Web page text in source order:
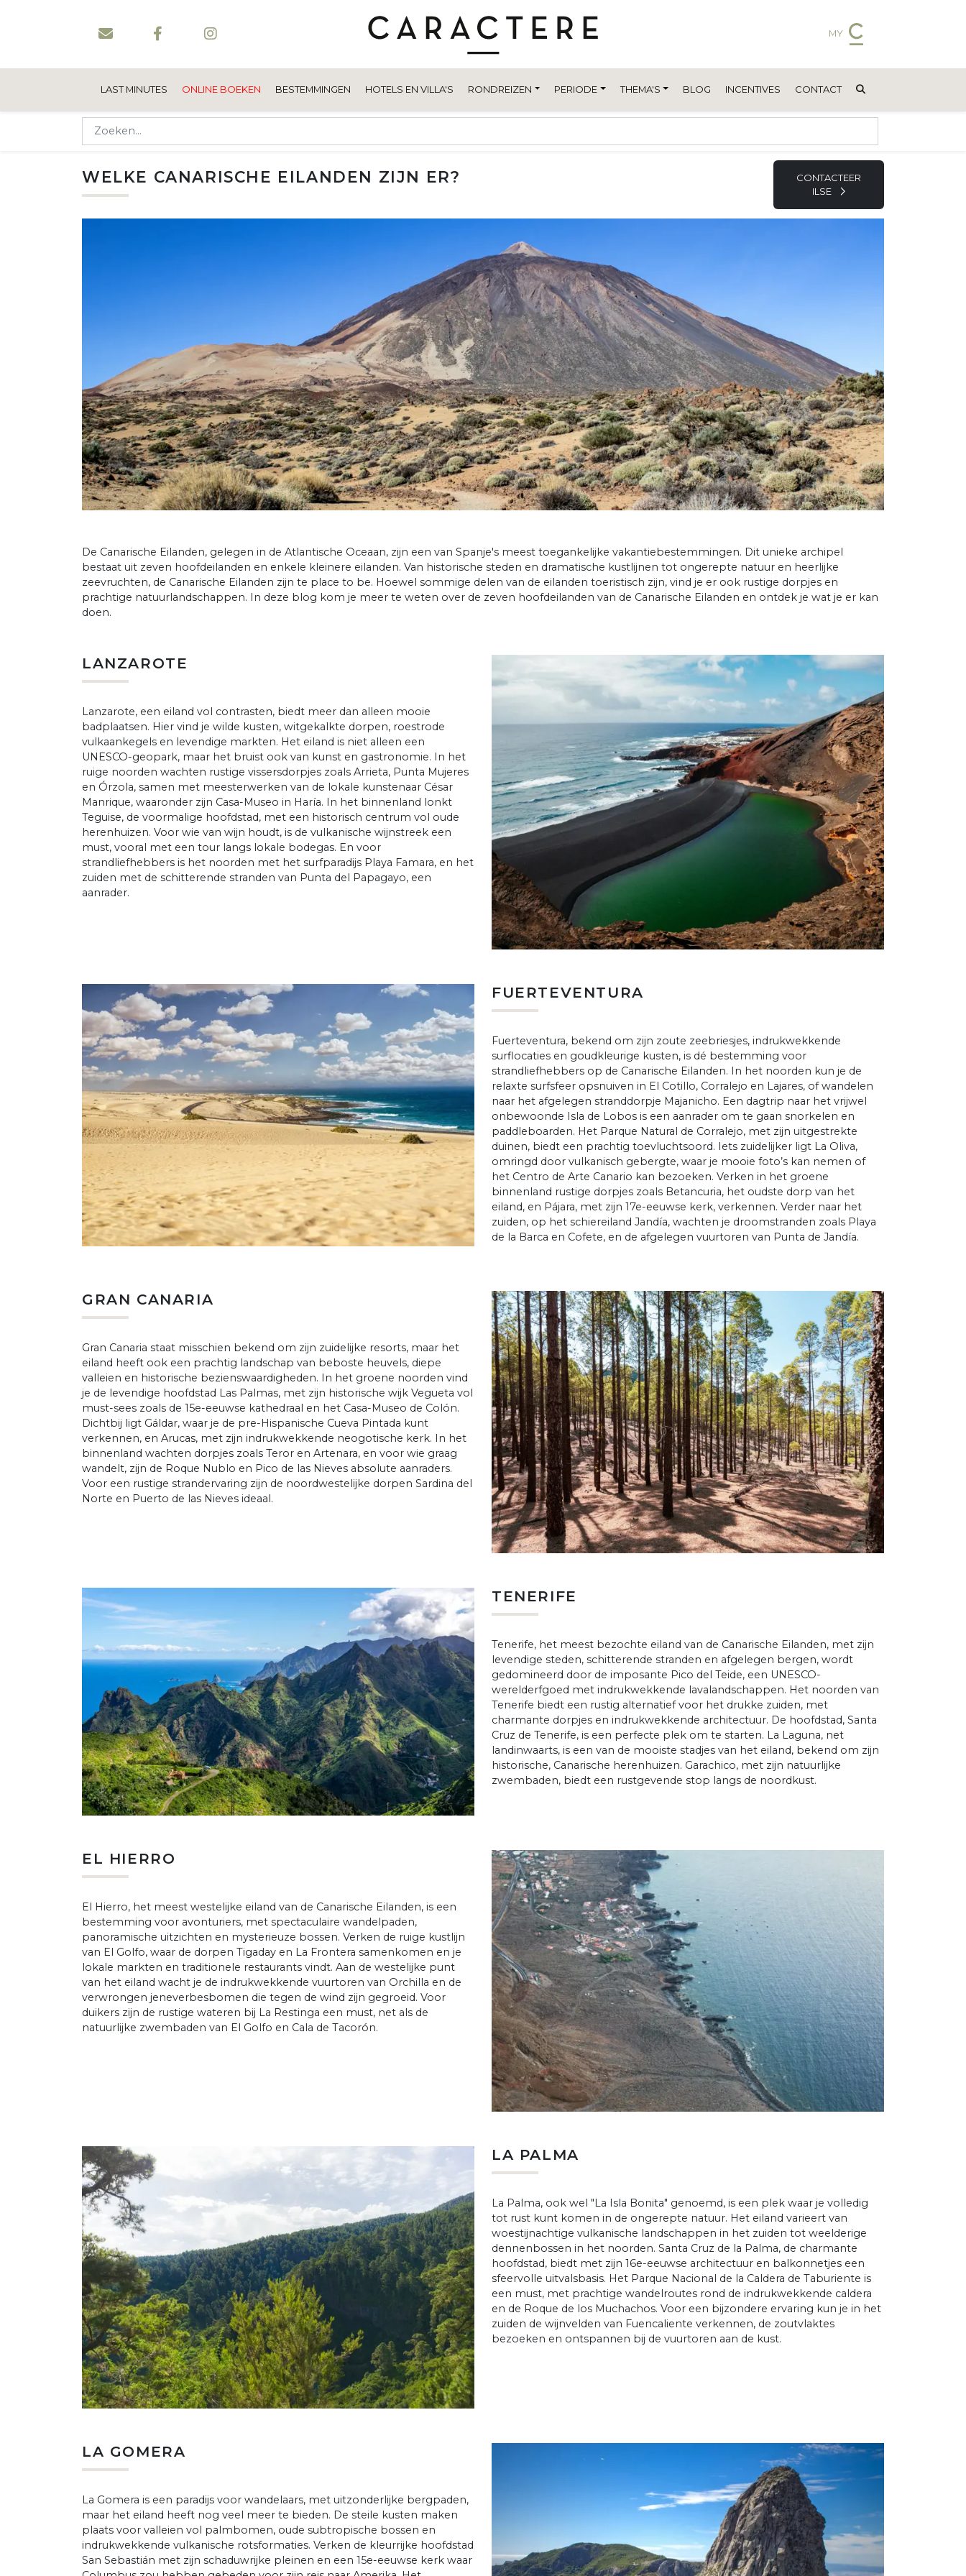
MY
LAST MINUTES ONLINE BOEKEN BESTEMMINGEN HOTELS EN VILLA'S RONDREIZEN PERIODE THEMA'S BLOG INCENTIVES CONTACT
WELKE CANARISCHE EILANDEN ZIJN ER?
CONTACTEER
ILSE
De Canarische Eilanden, gelegen in de Atlantische Oceaan, zijn een van Spanje's meest toegankelijke vakantiebestemmingen. Dit unieke archipel
bestaat uit zeven hoofdeilanden en enkele kleinere eilanden. Van historische steden en dramatische kustlijnen tot ongerepte natuur en heerlijke
zeevruchten, de Canarische Eilanden zijn te place to be. Hoewel sommige delen van de eilanden toeristisch zijn, vind je er ook rustige dorpjes en
prachtige natuurlandschappen. In deze blog kom je meer te weten over de zeven hoofdeilanden van de Canarische Eilanden en ontdek je wat je er kan
doen.
LANZAROTE
Lanzarote, een eiland vol contrasten, biedt meer dan alleen mooie
badplaatsen. Hier vind je wilde kusten, witgekalkte dorpen, roestrode
vulkaankegels en levendige markten. Het eiland is niet alleen een
UNESCO-geopark, maar het bruist ook van kunst en gastronomie. In het
ruige noorden wachten rustige vissersdorpjes zoals Arrieta, Punta Mujeres
en Órzola, samen met meesterwerken van de lokale kunstenaar César
Manrique, waaronder zijn Casa-Museo in Haría. In het binnenland lonkt
Teguise, de voormalige hoofdstad, met een historisch centrum vol oude
herenhuizen. Voor wie van wijn houdt, is de vulkanische wijnstreek een
must, vooral met een tour langs lokale bodegas. En voor
strandliefhebbers is het noorden met het surfparadijs Playa Famara, en het
zuiden met de schitterende stranden van Punta del Papagayo, een
aanrader.
FUERTEVENTURA
Fuerteventura, bekend om zijn zoute zeebriesjes, indrukwekkende
surflocaties en goudkleurige kusten, is dé bestemming voor
strandliefhebbers op de Canarische Eilanden. In het noorden kun je de
relaxte surfsfeer opsnuiven in El Cotillo, Corralejo en Lajares, of wandelen
naar het afgelegen stranddorpje Majanicho. Een dagtrip naar het vrijwel
onbewoonde Isla de Lobos is een aanrader om te gaan snorkelen en
paddleboarden. Het Parque Natural de Corralejo, met zijn uitgestrekte
duinen, biedt een prachtig toevluchtsoord. Iets zuidelijker ligt La Oliva,
omringd door vulkanisch gebergte, waar je mooie foto’s kan nemen of
het Centro de Arte Canario kan bezoeken. Verken in het groene
binnenland rustige dorpjes zoals Betancuria, het oudste dorp van het
eiland, en Pájara, met zijn 17e-eeuwse kerk, verkennen. Verder naar het
zuiden, op het schiereiland Jandía, wachten je droomstranden zoals Playa
de la Barca en Cofete, en de afgelegen vuurtoren van Punta de Jandía.
GRAN CANARIA
Gran Canaria staat misschien bekend om zijn zuidelijke resorts, maar het
eiland heeft ook een prachtig landschap van beboste heuvels, diepe
valleien en historische bezienswaardigheden. In het groene noorden vind
je de levendige hoofdstad Las Palmas, met zijn historische wijk Vegueta vol
must-sees zoals de 15e-eeuwse kathedraal en het Casa-Museo de Colón.
Dichtbij ligt Gáldar, waar je de pre-Hispanische Cueva Pintada kunt
verkennen, en Arucas, met zijn indrukwekkende neogotische kerk. In het
binnenland wachten dorpjes zoals Teror en Artenara, en voor wie graag
wandelt, zijn de Roque Nublo en Pico de las Nieves absolute aanraders.
Voor een rustige strandervaring zijn de noordwestelijke dorpen Sardina del
Norte en Puerto de las Nieves ideaal.
TENERIFE
Tenerife, het meest bezochte eiland van de Canarische Eilanden, met zijn
levendige steden, schitterende stranden en afgelegen bergen, wordt
gedomineerd door de imposante Pico del Teide, een UNESCO-
werelderfgoed met indrukwekkende lavalandschappen. Het noorden van
Tenerife biedt een rustig alternatief voor het drukke zuiden, met
charmante dorpjes en indrukwekkende architectuur. De hoofdstad, Santa
Cruz de Tenerife, is een perfecte plek om te starten. La Laguna, net
landinwaarts, is een van de mooiste stadjes van het eiland, bekend om zijn
historische, Canarische herenhuizen. Garachico, met zijn natuurlijke
zwembaden, biedt een rustgevende stop langs de noordkust.
EL HIERRO
El Hierro, het meest westelijke eiland van de Canarische Eilanden, is een
bestemming voor avonturiers, met spectaculaire wandelpaden,
panoramische uitzichten en mysterieuze bossen. Verken de ruige kustlijn
van El Golfo, waar de dorpen Tigaday en La Frontera samenkomen en je
lokale markten en traditionele restaurants vindt. Aan de westelijke punt
van het eiland wacht je de indrukwekkende vuurtoren van Orchilla en de
verwrongen jeneverbesbomen die tegen de wind zijn gegroeid. Voor
duikers zijn de rustige wateren bij La Restinga een must, net als de
natuurlijke zwembaden van El Golfo en Cala de Tacorón.
LA PALMA
La Palma, ook wel "La Isla Bonita" genoemd, is een plek waar je volledig
tot rust kunt komen in de ongerepte natuur. Het eiland varieert van
woestijnachtige vulkanische landschappen in het zuiden tot weelderige
dennenbossen in het noorden. Santa Cruz de la Palma, de charmante
hoofdstad, biedt met zijn 16e-eeuwse architectuur en balkonnetjes een
sfeervolle uitvalsbasis. Het Parque Nacional de la Caldera de Taburiente is
een must, met prachtige wandelroutes rond de indrukwekkende caldera
en de Roque de los Muchachos. Voor een bijzondere ervaring kun je in het
zuiden de wijnvelden van Fuencaliente verkennen, de zoutvlaktes
bezoeken en ontspannen bij de vuurtoren aan de kust.
LA GOMERA
La Gomera is een paradijs voor wandelaars, met uitzonderlijke bergpaden,
maar het eiland heeft nog veel meer te bieden. De steile kusten maken
plaats voor valleien vol palmbomen, oude subtropische bossen en
indrukwekkende vulkanische rotsformaties. Verken de kleurrijke hoofdstad
San Sebastián met zijn schaduwrijke pleinen en een 15e-eeuwse kerk waar